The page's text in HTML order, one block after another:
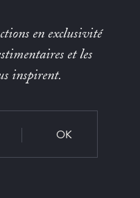
en exclusivité
et les
inspirent.
OK